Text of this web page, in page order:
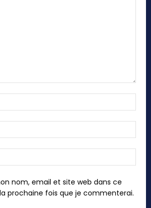
:*
:*
:
nom, email et site web dans ce
prochaine fois que je commenterai.